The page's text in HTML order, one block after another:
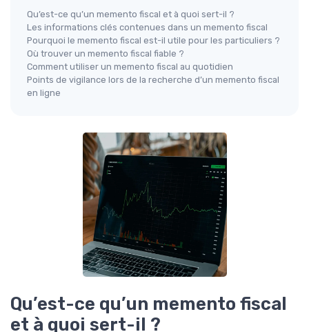
Qu’est-ce qu’un memento fiscal et à quoi sert-il ?
Les informations clés contenues dans un memento fiscal
Pourquoi le memento fiscal est-il utile pour les particuliers ?
Où trouver un memento fiscal fiable ?
Comment utiliser un memento fiscal au quotidien
Points de vigilance lors de la recherche d’un memento fiscal
en ligne
Qu’est-ce qu’un memento fiscal
et à quoi sert-il ?